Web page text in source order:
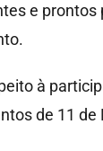
e
à
de 11